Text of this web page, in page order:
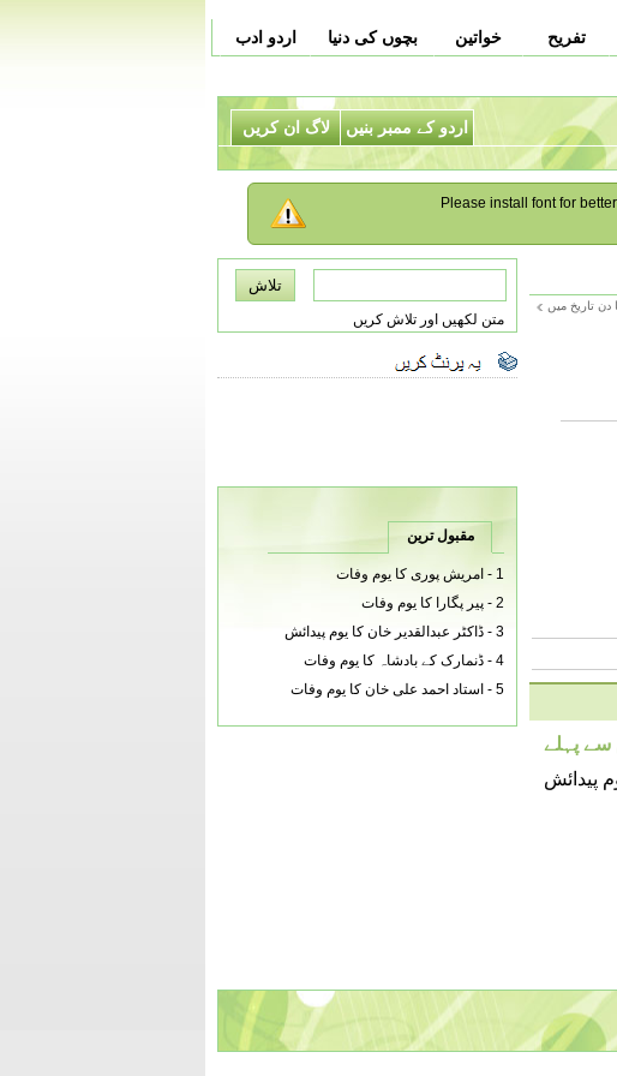
تفریح خواتین بچوں کی دنیا اردو ادب
اردو کے ممبر بنیں لاگ ان کریں
Please install font for
دن تاریخ میں
سے پہلے
پیدائش
متن لکھیں اور تلاش کریں
مقبول ترین
1 -
امریش پوری کا یوم وفات
2 -
پیر پگارا کا یوم وفات
3 -
ڈاکٹر عبدالقدیر خان کا یوم پیدائش
4 -
ڈنمارک کے بادشاہ کا یوم وفات
5 -
استاد احمد علی خان کا یوم وفات